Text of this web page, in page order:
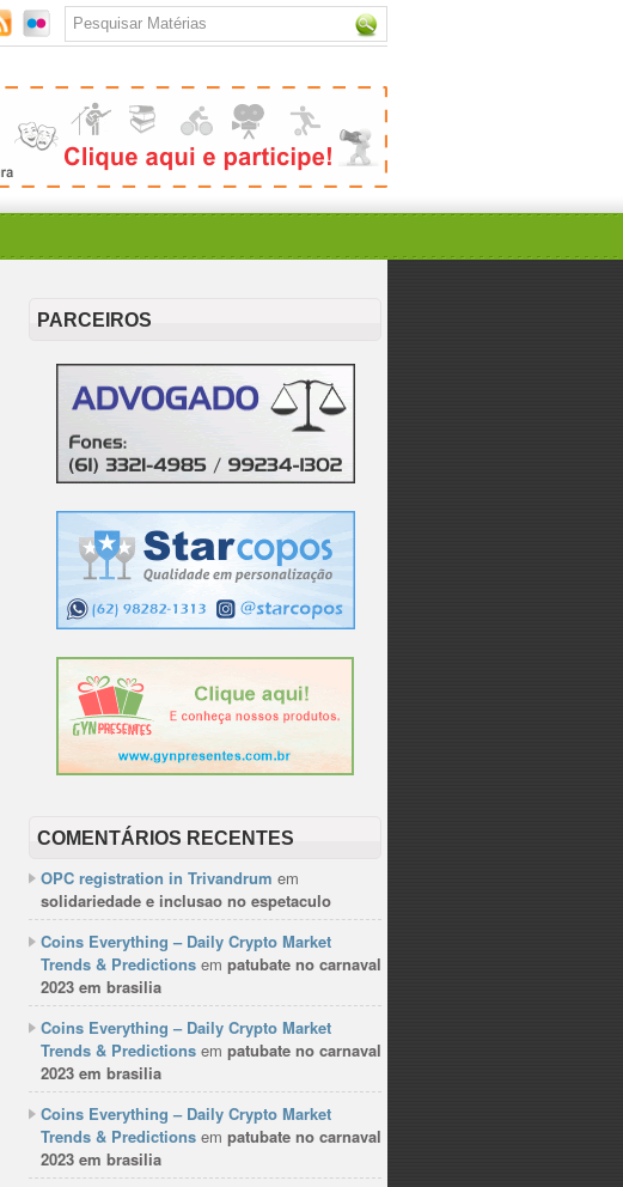
PARCEIROS
COMENTÁRIOS RECENTES
OPC registration in Trivandrum em
solidariedade e inclusao no espetaculo
Coins Everything – Daily Crypto Market
Trends & Predictions em patubate no carnaval
2023 em brasilia
Coins Everything – Daily Crypto Market
Trends & Predictions em patubate no carnaval
2023 em brasilia
Coins Everything – Daily Crypto Market
Trends & Predictions em patubate no carnaval
2023 em brasilia